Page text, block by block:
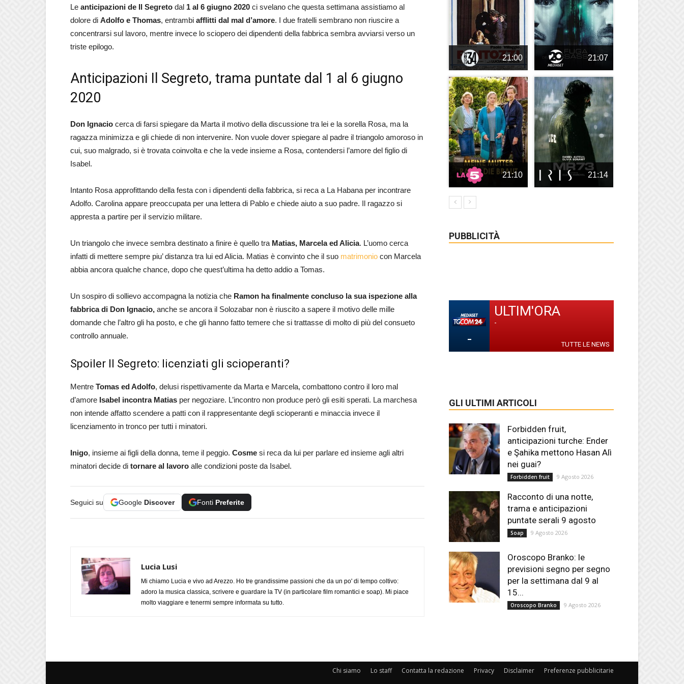
Le anticipazioni de Il Segreto dal 1 al 6 giugno 2020 ci svelano che questa settimana assistiamo al
dolore di Adolfo e Thomas, entrambi afflitti dal mal d’amore. I due fratelli sembrano non riuscire a
concentrarsi sul lavoro, mentre invece lo sciopero dei dipendenti della fabbrica sembra avviarsi verso un
triste epilogo.
Anticipazioni Il Segreto, trama puntate dal 1 al 6 giugno
2020
Don Ignacio cerca di farsi spiegare da Marta il motivo della discussione tra lei e la sorella Rosa, ma la
ragazza minimizza e gli chiede di non intervenire. Non vuole dover spiegare al padre il triangolo amoroso in
cui, suo malgrado, si è trovata coinvolta e che la vede insieme a Rosa, contendersi l’amore del figlio di
Isabel.
Intanto Rosa approfittando della festa con i dipendenti della fabbrica, si reca a La Habana per incontrare
Adolfo. Carolina appare preoccupata per una lettera di Pablo e chiede aiuto a suo padre. Il ragazzo si
appresta a partire per il servizio militare.
Un triangolo che invece sembra destinato a finire è quello tra Matias, Marcela ed Alicia. L’uomo cerca
infatti di mettere sempre piu’ distanza tra lui ed Alicia. Matias è convinto che il suo matrimonio con Marcela
abbia ancora qualche chance, dopo che quest’ultima ha detto addio a Tomas.
Un sospiro di sollievo accompagna la notizia che Ramon ha finalmente concluso la sua ispezione alla
fabbrica di Don Ignacio, anche se ancora il Solozabar non è riuscito a sapere il motivo delle mille
domande che l’altro gli ha posto, e che gli hanno fatto temere che si trattasse di molto di più del consueto
controllo annuale.
Spoiler Il Segreto: licenziati gli scioperanti?
Mentre Tomas ed Adolfo, delusi rispettivamente da Marta e Marcela, combattono contro il loro mal
d’amore Isabel incontra Matias per negoziare. L’incontro non produce però gli esiti sperati. La marchesa
non intende affatto scendere a patti con il rappresentante degli scioperanti e minaccia invece il
licenziamento in tronco per tutti i minatori.
Inigo, insieme ai figli della donna, teme il peggio. Cosme si reca da lui per parlare ed insieme agli altri
minatori decide di tornare al lavoro alle condizioni poste da Isabel.
Seguici su Google Discover Fonti Preferite
Lucia Lusi
Mi chiamo Lucia e vivo ad Arezzo. Ho tre grandissime passioni che da un po' di tempo coltivo:
adoro la musica classica, scrivere e guardare la TV (in particolare film romantici e soap). Mi piace
molto viaggiare e tenermi sempre informata su tutto.
21:00 21:07
21:10 21:14
PUBBLICITÀ
-
ULTIM'ORA
-
TUTTE LE NEWS
GLI ULTIMI ARTICOLI
Forbidden fruit,
anticipazioni turche: Ender
e Şahika mettono Hasan Alì
nei guai?
Forbidden fruit 9 Agosto 2026
Racconto di una notte,
trama e anticipazioni
puntate serali 9 agosto
Soap 9 Agosto 2026
Oroscopo Branko: le
previsioni segno per segno
per la settimana dal 9 al
15...
Oroscopo Branko 9 Agosto 2026
Chi siamo Lo staff Contatta la redazione Privacy Disclaimer Preferenze pubblicitarie